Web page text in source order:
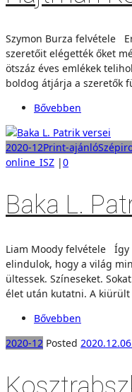
Szymon Burza felvétele
szeretőit elégették őket
ötszáz éves emlékek
boldog átjárja a szeretők
Bővebben
2020-12Print-ajánló
online_ISZ |0
Baka L.
Liam Moody felvétele
elindulok, hogy a világ
ültessek. Színeseket.
élet után kutatni. A
Bővebben
2020-12 Posted